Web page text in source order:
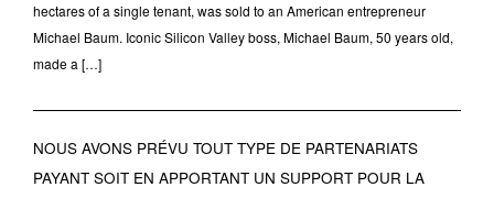
hectares of a single tenant, was sold to an American entrepreneur
Michael Baum. Iconic Silicon Valley boss, Michael Baum, 50 years old,
made a […]
NOUS AVONS PRÉVU TOUT TYPE DE PARTENARIATS
PAYANT SOIT EN APPORTANT UN SUPPORT POUR LA